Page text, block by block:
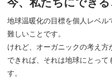
今、私たちにできる
地球温暖化の目標を個人レベ
難しいことです。
けれど、オーガニックの考え
できれば、それは地球にとって
す。